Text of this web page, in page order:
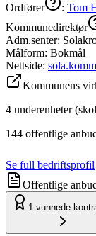
Ordfører
: Tom
Kommunedirektør
Adm.senter:
Målform: Bokmål
Nettside:
Kommunens
4 underenheter
144 offentlige
Se full bedriftsprofil
Offentlige
1 vunnede